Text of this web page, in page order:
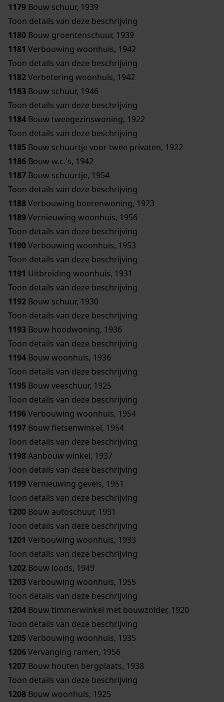
1179 Bouw schuur, 1939
Toon details van deze beschrijving
1180 Bouw groentenschuur, 1939
1181 Verbouwing woonhuis, 1942
Toon details van deze beschrijving
1182Verbetering woonhuis, 1942
1183 Bouw schuur, 1946
Toon details van deze beschrijving
1184 Bouw tweegezinswoning, 1922
Toon details van deze beschrijving
1185 Bouw schuurtje voor twee privaten, 1922
1186 Bouw w.c.'s, 1942
1187 Bouw schuurtje, 1954
Toon details van deze beschrijving
1188Verbouwing boerenwoning, 1923
1189Vernieuwing woonhuis, 1956
Toon details van deze beschrijving
1190Verbouwing woonhuis, 1953
Toon details van deze beschrijving
1191 Uitbreiding woonhuis, 1931
Toon details van deze beschrijving
1192 Bouw schuur, 1930
Toon details van deze beschrijving
1193 Bouw hoodwoning, 1936
Toon details van deze beschrijving
1194 Bouw woonhuis, 1936
Toon details van deze beschrijving
1195 Bouw veeschuur, 1925
Toon details van deze beschrijving
1196Verbouwing woonhuis, 1954
1197 Bouw fietsenwinkel, 1954
Toon details van deze beschrijving
1198Aanbouw winkel, 1937
Toon details van deze beschrijving
1199Vernieuwing gevels, 1951
Toon details van deze beschrijving
1200 Bouw autoschuur, 1931
Toon details van deze beschrijving
1201 Verbouwing woonhuis, 1933
Toon details van deze beschrijving
1202 Bouw loods, 1949
1203Verbouwing woonhuis, 1955
Toon details van deze beschrijving
1204 Bouw timmerwinkel met bouwzolder, 1920
Toon details van deze beschrijving
1205Verbouwing woonhuis, 1935
1206Vervanging ramen, 1956
1207 Bouw houten bergplaats, 1938
Toon details van deze beschrijving
1208 Bouw woonhuis, 1925